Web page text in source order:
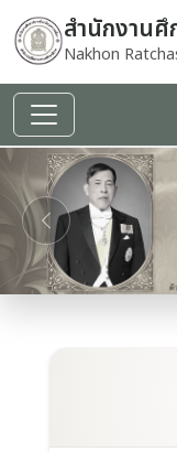
decoding="async"
fetchpriority="high"
referrerpolicy="no-
referrer">
สำนักงานศึ
Nakhon
Previous